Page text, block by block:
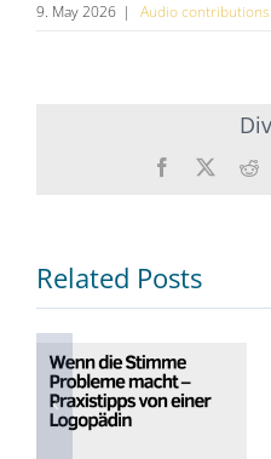
9. May 2026 | Audio contributions
Facebook
Related Posts
Stimme
Probleme
macht –